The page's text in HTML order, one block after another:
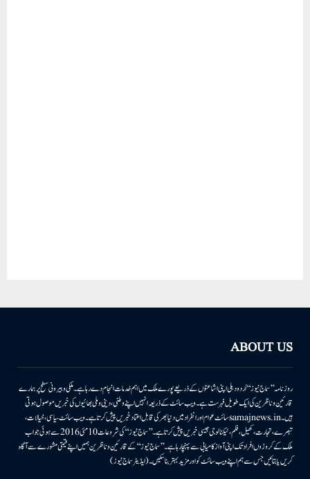
ABOUT US
روزنامہ ’’سماج نیوز‘‘ اُردو دہلی اپنی اشاعتوں کے ذریعے پورے ملک میں اہم خدمات انجام دے رہا ہے۔ ملکی وبیرونی سطح پر ہمارے
قارئین وناظرین کی ایک طویل فہرست ہے۔ ویب سائٹ کے ذریعہ انہیں اپنے وطنی، دینی وملی بھائیوں کی خبریں موصول ہوتی
ہیں۔samajnews.inسائٹ عوام اور انفراد میں دنیا بھر کی قابل اعتماد خبریں پیش کرتا ہے۔ ویب سائٹ سیاسی، خیالات،
تبصرے، تجارت، کھیل، فلم، ٹیکنالوجی جیسی خبریں پیش کرتا ہے۔ ’’سماج نیوز‘‘ کی شروعات 10مئی 2016 سے ہوئی جو اب
ملک کے کروڑوں افراد تک اپنی آواز کامیابی سے پہنچا رہا ہے۔ ’’سماج نیوز‘‘ کے قارئین وناظرین ہمیں اپنے قیمتی مشورے سے آگاہ
کریں یا بتائیں جس سے ہم اپنے ویب سائٹ کو اور مزید بہتر بناسکیں۔ (ایڈیٹر سماج نیوز)